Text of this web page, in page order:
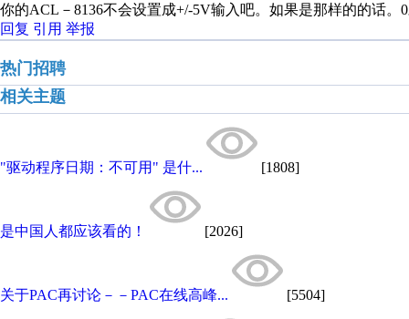
你的ACL－8136不会设置成+/-5V输入吧。如果是那样的的话。
回复 引用 举报
热门招聘
相关主题
"驱动程序日期：不可用" 是什... [1808]
是中国人都应该看的！ [2026]
关于PAC再讨论－－PAC在线高峰... [5504]